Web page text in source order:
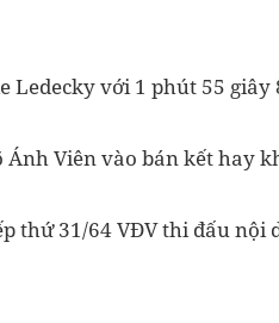
Ledecky với 1 phút 55 giây
Viên vào bán kết hay
thứ 31/64 VĐV thi đấu nội